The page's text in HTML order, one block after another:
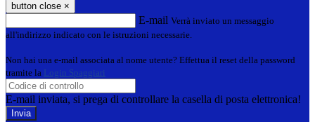
button close ×
E-mail Verrà inviato un messaggio
all'indirizzo indicato con le istruzioni necessarie.
Non hai una e-mail associata al nome utente? Effettua il reset della password
tramite la Login Spaggiari
E-mail inviata, si prega di controllare la casella di posta elettronica!